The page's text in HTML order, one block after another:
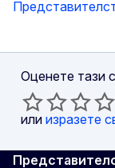
Оценете тази
или изразете